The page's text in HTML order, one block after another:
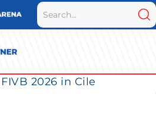
2026 in Cile